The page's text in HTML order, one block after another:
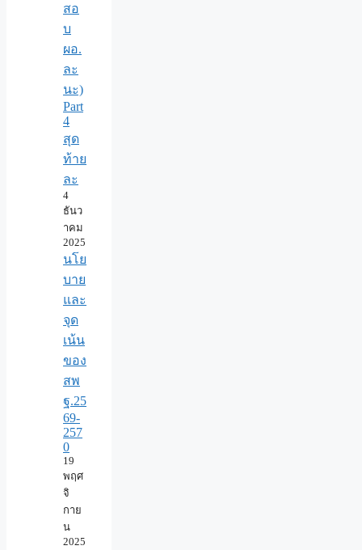
สอ
บ
ผอ.
ละ
นะ)
Part
4
สุด
ท้าย
ละ
4
ธันว
าคม
2025
นโย
บาย
และ
จุด
เน้น
ของ
สพ
ฐ.25
69-
257
0
19
พฤศ
จิ
กาย
น
2025